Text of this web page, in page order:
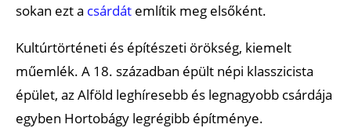
sokan ezt a csárdát említik meg elsőként.
Kultúrtörténeti és építészeti örökség, kiemelt
műemlék. A 18. században épült népi klasszicista
épület, az Alföld leghíresebb és legnagyobb csárdája
egyben Hortobágy legrégibb építménye.